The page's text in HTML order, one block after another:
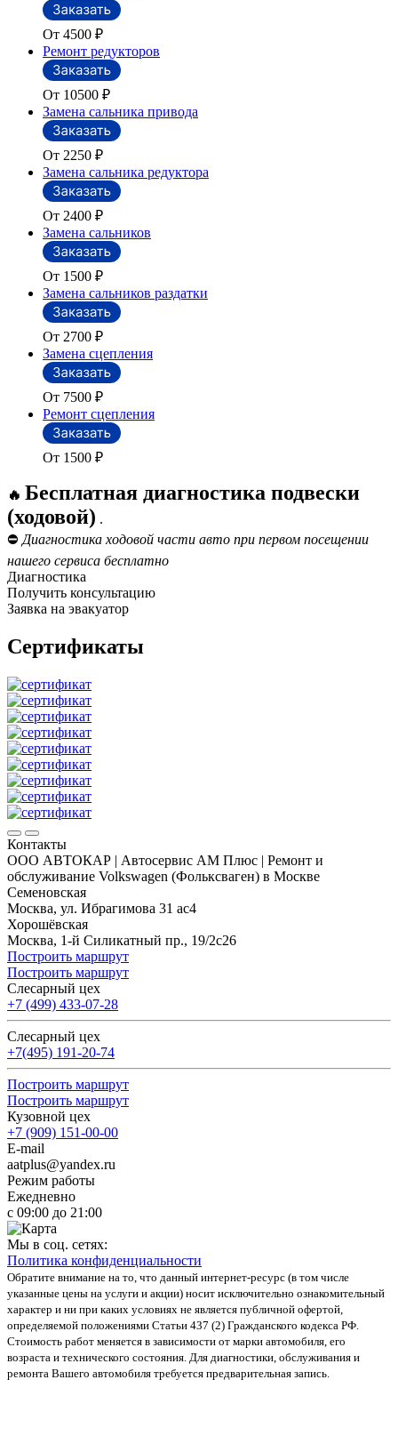
От 4500 ₽
Ремонт редукторов
От 10500 ₽
Замена сальника привода
От 2250 ₽
Замена сальника редуктора
От 2400 ₽
Замена сальников
От 1500 ₽
Замена сальников раздатки
От 2700 ₽
Замена сцепления
От 7500 ₽
Ремонт сцепления
От 1500 ₽
🔥 Бесплатная диагностика подвески
(ходовой) .
⛔ Диагностика ходовой части авто при первом посещении
нашего сервиса бесплатно
Диагностика
Получить консультацию
Заявка на эвакуатор
Сертификаты
Контакты
ООО АВТОКАР | Автосервис АМ Плюс | Ремонт и
обслуживание Volkswagen (Фольксваген) в Москве
Семеновская
Москва, ул. Ибрагимова 31 ас4
Хорошёвская
Москва, 1-й Силикатный пр., 19/2с26
Построить маршрут
Построить маршрут
Слесарный цех
+7 (499) 433-07-28
Слесарный цех
+7(495) 191-20-74
Построить маршрут
Построить маршрут
Кузовной цех
+7 (909) 151-00-00
E-mail
aatplus@yandex.ru
Режим работы
Ежедневно
с 09:00 до 21:00
Мы в соц. сетях:
Политика конфиденциальности
Обратите внимание на то, что данный интернет-ресурс (в том числе
указанные цены на услуги и акции) носит исключительно ознакомительный
характер и ни при каких условиях не является публичной офертой,
определяемой положениями Статьи 437 (2) Гражданского кодекса РФ.
Стоимость работ меняется в зависимости от марки автомобиля, его
возраста и технического состояния. Для диагностики, обслуживания и
ремонта Вашего автомобиля требуется предварительная запись.